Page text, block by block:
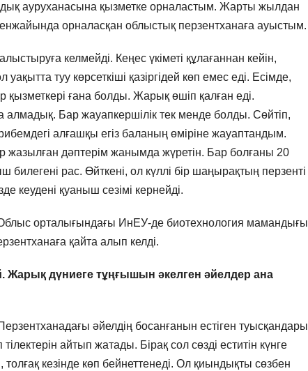
ауруханасына қызметке орналастым. Жарты жылдан
орналасқан облыстық перзентханаға ауыстым.
келмейді. Кеңес үкіметі құлағаннан кейін,
туу көрсеткіші қазіргідей көп емес еді. Есімде,
қызметкері ғана болды. Жарық өшіп қалған еді.
Бар жауапкершілік тек менде болды. Сөйтіп,
алғашқы егіз баланың өміріне жауаптандым.
жазылған дәптерім жанымда жүретін. Бар болғаны 20
рас. Өйткені, ол күллі бір шаңырақтың перзенті
кеудені қуаныш сезімі кернейді.
орталығындағы ИнЕУ-де биотехнология мамандығы
қайта алып келді.
Жарық дүниеге тұңғышын әкелген әйелдер ана
әйелдің босанғанын естіген туысқандары
айтып жатады. Бірақ сол сөзді еститін күнге
кезінде көп бейнеттенеді. Ол қиындықты сөзбен